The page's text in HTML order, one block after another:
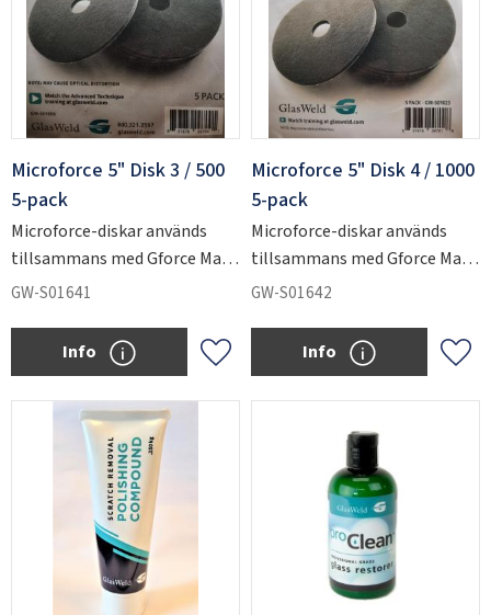
Microforce 5" Disk 3 / 500
5-pack
Microforce-diskar används
tillsammans med Gforce Max
för att slipa ner kraftiga
GW-S01641
Lägg till i favoriter
Info
Microforce 5" Disk 4 / 1000
5-pack
Microforce-diskar används
tillsammans med Gforce Max
för att slipa ner kraftiga
GW-S01642
Info